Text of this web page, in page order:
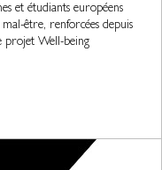
et étudiants européens
être, renforcées depuis
projet Well-being